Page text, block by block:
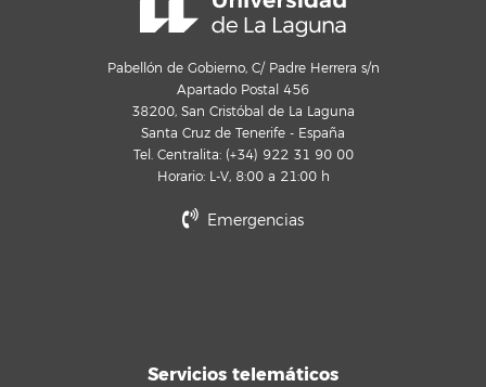
Pabellón de Gobierno, C/ Padre Herrera s/n
Apartado Postal 456
38200, San Cristóbal de La Laguna
Santa Cruz de Tenerife - España
Tel. Centralita: (+34) 922 31 90 00
Horario: L-V, 8:00 a 21:00 h
Emergencias
Servicios telemáticos